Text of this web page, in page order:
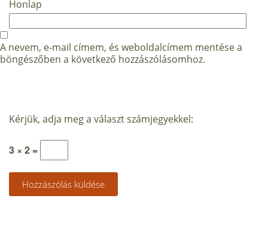
Honlap
A nevem, e-mail címem, és weboldalcímem mentése a
böngészőben a következő hozzászólásomhoz.
Kérjük, adja meg a választ számjegyekkel:
3 × 2 =